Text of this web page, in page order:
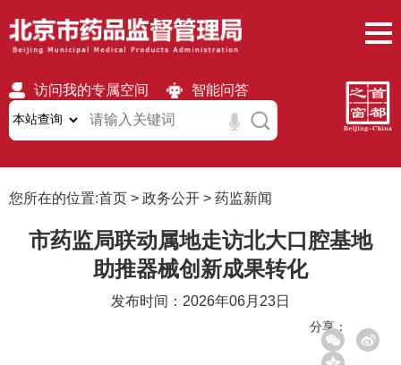
访问我的专属空间 智能问答
无障碍 繁體 移动版
您所在的位置:首页 > 政务公开 > 药监新闻
市药监局联动属地走访北大口腔基地
助推器械创新成果转化
发布时间：2026年06月23日
分享：